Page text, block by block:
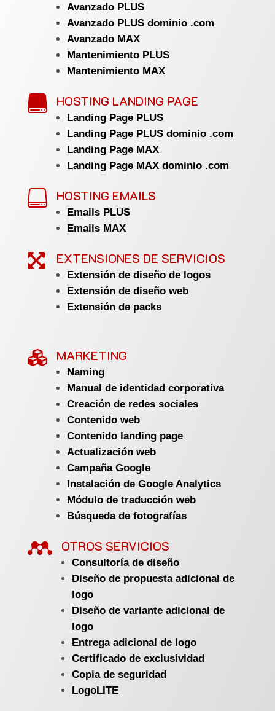
Avanzado PLUS
Avanzado PLUS dominio .com
Avanzado MAX
Mantenimiento PLUS
Mantenimiento MAX
 HOSTING LANDING PAGE
Landing Page PLUS
Landing Page PLUS dominio .com
Landing Page MAX
Landing Page MAX dominio .com
 HOSTING EMAILS
Emails PLUS
Emails MAX
 EXTENSIONES DE SERVICIOS
Extensión de diseño de logos
Extensión de diseño web
Extensión de packs
 MARKETING
Naming
Manual de identidad corporativa
Creación de redes sociales
Contenido web
Contenido landing page
Actualización web
Campaña Google
Instalación de Google Analytics
Módulo de traducción web
Búsqueda de fotografías
 OTROS SERVICIOS
Consultoría de diseño
Diseño de propuesta adicional de
logo
Diseño de variante adicional de
logo
Entrega adicional de logo
Certificado de exclusividad
Copia de seguridad
LogoLITE